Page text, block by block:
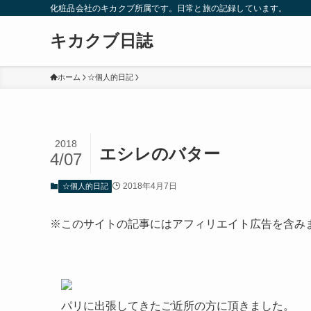
化粧品会社のキカクブ所属です。日常と旅の記録しています。
キカクブ日誌
ホーム ☆個人的日記
エシレのバター
2018
4/07
☆個人的日記 2018年4月7日
※このサイトの記事にはアフィリエイト広告を含み
パリに出張してきたご近所の方に頂きました。